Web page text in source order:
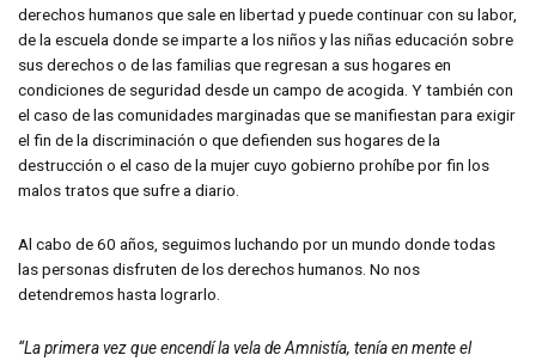
derechos humanos que sale en libertad y puede continuar con su labor,
de la escuela donde se imparte a los niños y las niñas educación sobre
sus derechos o de las familias que regresan a sus hogares en
condiciones de seguridad desde un campo de acogida. Y también con
el caso de las comunidades marginadas que se manifiestan para exigir
el fin de la discriminación o que defienden sus hogares de la
destrucción o el caso de la mujer cuyo gobierno prohíbe por fin los
malos tratos que sufre a diario.
Al cabo de 60 años, seguimos luchando por un mundo donde todas
las personas disfruten de los derechos humanos. No nos
detendremos hasta lograrlo.
“La primera vez que encendí la vela de Amnistía, tenía en mente el